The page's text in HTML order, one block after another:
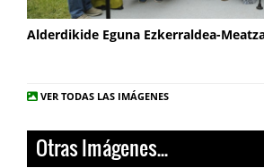
Alderdikide Eguna Ezkerraldea-
VER TODAS LAS IMÁGENES
Otras Imágenes...